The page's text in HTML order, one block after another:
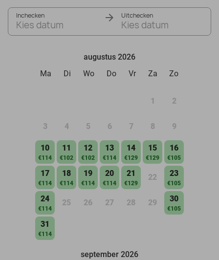
Inchecken
Kies datum
Uitchecken
Kies datum
augustus 2026
Ma
Di Wo Do Vr Za Zo
1 2
3 4 5 6 7 8 9
10
€114
11
€102
12
€102
13
€114
14
€129
15
€129
16
€105
17
€114
18
€114
19
€114
20
€114
21
€129
22 23
€105
24
€114
25 26 27 28 29 30
€105
31
€114
september 2026